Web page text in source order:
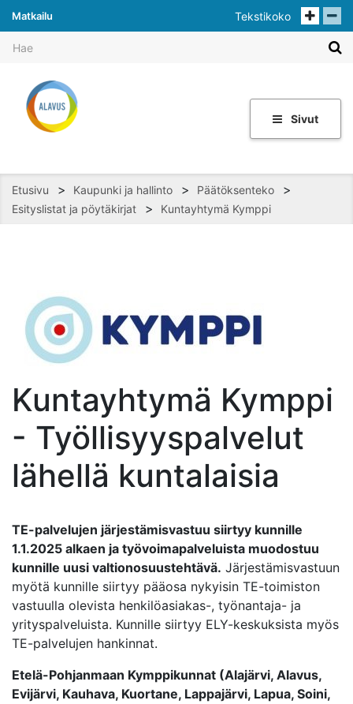
Matkailu Tekstikoko
Sivut
Etusivu > Kaupunki ja hallinto > Päätöksenteko >
Esityslistat ja pöytäkirjat > Kuntayhtymä Kymppi
Kuntayhtymä Kymppi
- Työllisyyspalvelut
lähellä kuntalaisia
TE-palvelujen järjestämisvastuu siirtyy kunnille
1.1.2025 alkaen ja työvoimapalveluista muodostuu
kunnille uusi valtionosuustehtävä. Järjestämisvastuun
myötä kunnille siirtyy pääosa nykyisin TE-toimiston
vastuulla olevista henkilöasiakas-, työnantaja- ja
yrityspalveluista. Kunnille siirtyy ELY-keskuksista myös
TE-palvelujen hankinnat.
Etelä-Pohjanmaan Kymppikunnat (Alajärvi, Alavus,
Evijärvi, Kauhava, Kuortane, Lappajärvi, Lapua, Soini,